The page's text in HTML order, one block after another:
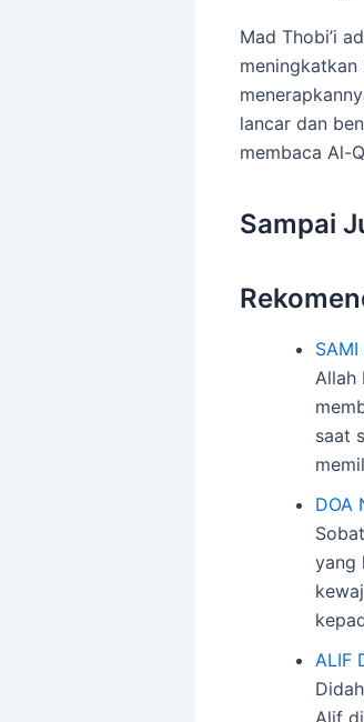
Mad Thobi’i
meningkatkan
lancar dan
membaca Al-
Sampai
Allah
saat
DOA
yang
ALIF